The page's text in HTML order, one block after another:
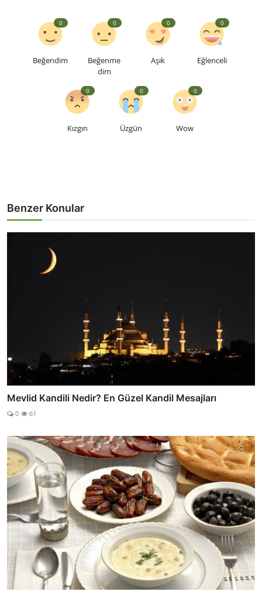
Beğendim
0
Beğenme
dim
0
Aşık
0
Eğlenceli
0
Kızgın
0
Üzgün
0
Wow
0
Benzer Konular
Mevlid Kandili Nedir? En Güzel Kandil Mesajları
0 61